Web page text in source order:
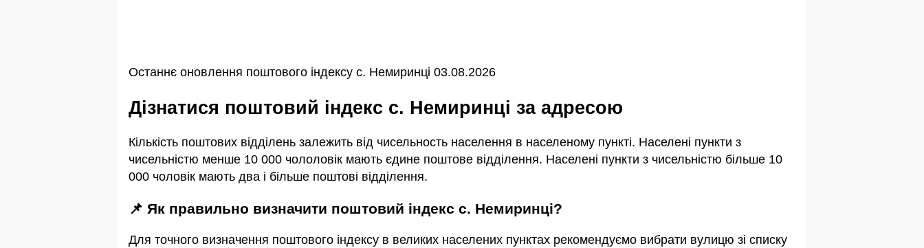
Останнє оновлення поштового індексу с. Немиринці 03.08.2026
Дізнатися поштовий індекс с. Немиринці за адресою
Кількість поштових відділень залежить від чисельность населення в населеному пункті. Населені пункти з
чисельністю менше 10 000 чололовік мають єдине поштове відділення. Населені пункти з чисельністю більше 10
000 чоловік мають два і більше поштові відділення.
📌 Як правильно визначити поштовий індекс с. Немиринці?
Для точного визначення поштового індексу в великих населених пунктах рекомендуємо вибрати вулицю зі списку